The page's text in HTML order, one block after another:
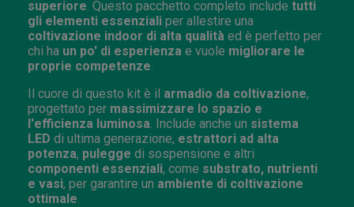
superiore . Questo pacchetto completo include tutti
gli elementi essenziali per allestire una
coltivazione indoor di alta qualità ed è perfetto per
chi ha un po' di esperienza e vuole migliorare le
proprie competenze
Il cuore di questo kit è il armadio da coltivazione,
progettato per massimizzare lo spazio e
l'efficienza luminosa . Include anche un sistema
LED di ultima generazione, estrattori ad alta
potenza, pulegge di sospensione e altri
componenti essenziali, come substrato, nutrienti
e vasi, per garantire un ambiente di coltivazione
ottimale